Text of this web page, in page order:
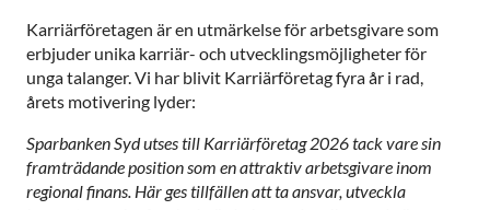
Karriärföretagen är en utmärkelse för arbetsgivare som
erbjuder unika karriär- och utvecklingsmöjligheter för
unga talanger. Vi har blivit Karriärföretag fyra år i rad,
årets motivering lyder:
Sparbanken Syd utses till Karriärföretag 2026 tack vare sin
framträdande position som en attraktiv arbetsgivare inom
regional finans. Här ges tillfällen att ta ansvar, utveckla